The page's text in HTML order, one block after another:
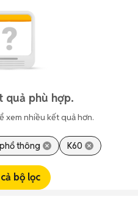
quả phù hợp.
xem nhiều kết quả hơn.
thông K60
bộ lọc